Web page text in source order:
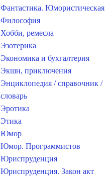
Фантастика. Юмористическая
Философия
Хобби, ремесла
Эзотерика
Экономика и бухгалтерия
Экшн, приключения
Энциклопедия / справочник /
словарь
Эротика
Этика
Юмор
Юмор. Программистов
Юриспруденция
Юриспруденция. Закон акт